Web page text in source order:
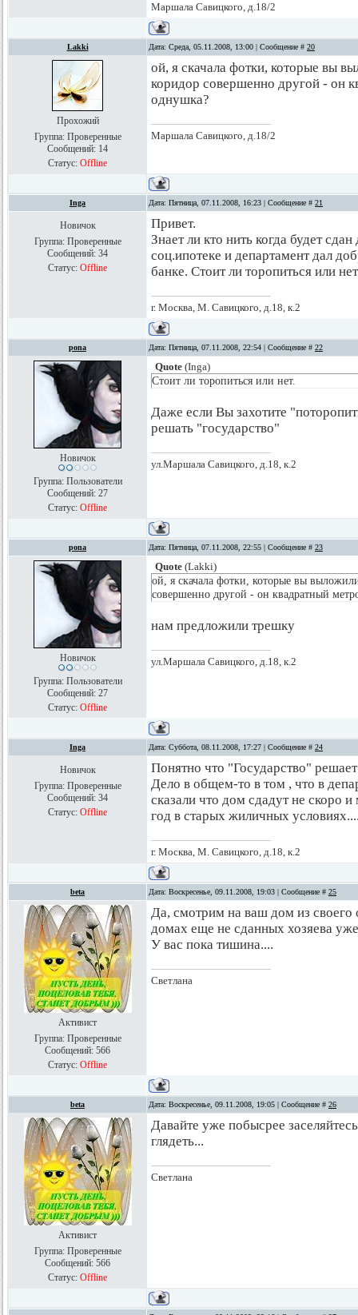
Маршала Савицкого, д.18/2
Lakki Дата: Среда, 05.11.2008, 13:00 | Сообщение # 20
Прохожий
Группа: Проверенные
Сообщений: 14
Статус: Offline
ой, я скачала фотки, которые вы
коридор совершенно другой - он
однушка?
Маршала Савицкого, д.18/2
Inga Дата: Пятница, 07.11.2008, 16:23 | Сообщение # 21
Новичок
Группа: Проверенные
Сообщений: 34
Статус: Offline
Привет.
Знает ли кто нить когда будет
соц.ипотеке и департамент дал
банке. Стоит ли торопиться или
г. Москва, М. Савицкого, д.18, к.2
pona Дата: Пятница, 07.11.2008, 22:54 | Сообщение # 22
Новичок
Группа: Пользователи
Сообщений: 27
Статус: Offline
Quote (Inga)
Стоит ли торопиться или нет.
Даже если Вы захотите
решать "государство"
ул.Маршала Савицкого, д.18, к.2
pona Дата: Пятница, 07.11.2008, 22:55 | Сообщение # 23
Новичок
Группа: Пользователи
Сообщений: 27
Статус: Offline
Quote (Lakki)
ой, я скачала фотки, которые вы
совершенно другой - он квадратный
нам предложили трешку
ул.Маршала Савицкого, д.18, к.2
Inga Дата: Суббота, 08.11.2008, 17:27 | Сообщение # 24
Новичок
Группа: Проверенные
Сообщений: 34
Статус: Offline
Понятно что "Государство" решает
Дело в общем-то в том , что в
сказали что дом сдадут не скоро
год в старых жиличных
г. Москва, М. Савицкого, д.18, к.2
beta Дата: Воскресенье, 09.11.2008, 19:03 | Сообщение # 25
Активист
Группа: Проверенные
Сообщений: 566
Статус: Offline
Да, смотрим на ваш дом из
домах еще не сданных хозяева
У вас пока тишина....
Светлана
beta Дата: Воскресенье, 09.11.2008, 19:05 | Сообщение # 26
Активист
Группа: Проверенные
Сообщений: 566
Статус: Offline
Давайте уже побысрее
глядеть...
Светлана